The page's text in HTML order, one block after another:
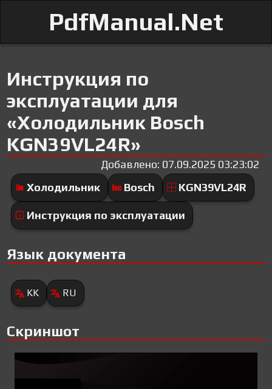
PdfManual.Net
Инструкция по
эксплуатации для
«Холодильник Bosch
KGN39VL24R»
Добавлено: 07.09.2025 03:23:02
Холодильник
Bosch KGN39VL24R
Инструкция по эксплуатации
Язык документа
KK RU
Скриншот